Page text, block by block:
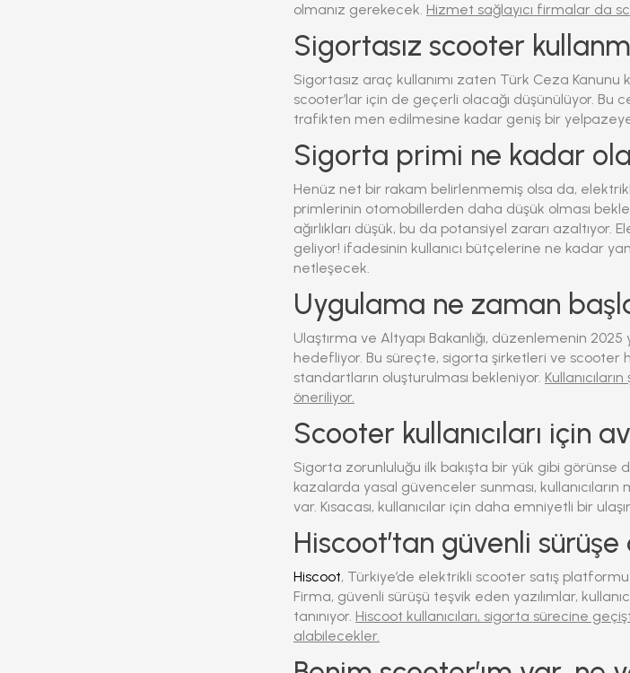
olmanız gerekecek. Hizmet sağlayıcı firmalar da
Sigortasız scooter
Sigortasız araç kullanımı zaten Türk Ceza
scooter’lar için de geçerli olacağı düşünülüyor. Bu
trafikten men edilmesine kadar geniş bir
Sigorta primi ne kadar
Henüz net bir rakam belirlenmemiş olsa da,
primlerinin otomobillerden daha düşük olması
ağırlıkları düşük, bu da potansiyel zararı azaltıyor.
geliyor! ifadesinin kullanıcı bütçelerine ne kadar
netleşecek.
Uygulama ne zaman
Ulaştırma ve Altyapı Bakanlığı, düzenlemenin 2025
hedefliyor. Bu süreçte, sigorta şirketleri ve scooter
standartların oluşturulması bekleniyor.
öneriliyor.
Scooter kullanıcıları için
Sigorta zorunluluğu ilk bakışta bir yük gibi görünse
kazalarda yasal güvenceler sunması,
var. Kısacası, kullanıcılar için daha emniyetli bir
Hiscoot’tan güvenli
Hiscoot, Türkiye’de elektrikli scooter satış
Firma, güvenli sürüşü teşvik eden yazılımlar,
tanınıyor. Hiscoot kullanıcıları, sigorta sürecine
alabilecekler.